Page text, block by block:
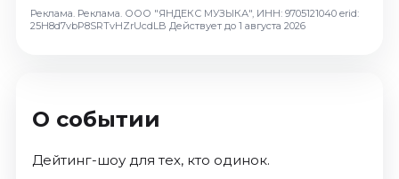
Октябрь 2026
Октябрь 2026
События
Реклама. Реклама. ООО "ЯНДЕКС МУЗЫКА", ИНН: 9705121040 erid:
25H8d7vbP8SRTvHZrUcdLB Действует до 1 августа 2026
О событии
Дейтинг-шоу для тех, кто одинок.